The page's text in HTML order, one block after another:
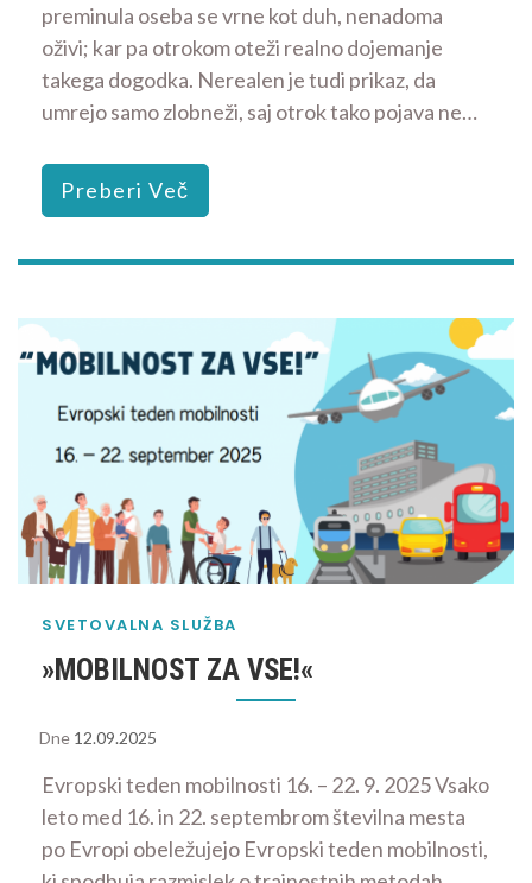
preminula oseba se vrne kot duh, nenadoma
oživi; kar pa otrokom oteži realno dojemanje
takega dogodka. Nerealen je tudi prikaz, da
umrejo samo zlobneži, saj otrok tako pojava ne…
Preberi Več
SVETOVALNA SLUŽBA
»MOBILNOST ZA VSE!«
Dne 12.09.2025
Evropski teden mobilnosti 16. – 22. 9. 2025 Vsako
leto med 16. in 22. septembrom številna mesta
po Evropi obeležujejo Evropski teden mobilnosti,